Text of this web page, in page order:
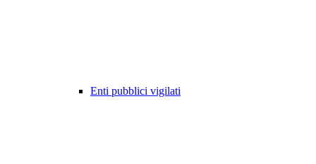
Enti pubblici vigilati